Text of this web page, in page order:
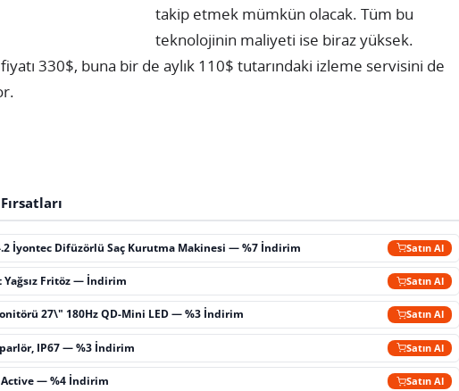
takip etmek mümkün olacak. Tüm bu
teknolojinin maliyeti ise biraz yüksek.
330$, buna bir de aylık 110$ tutarındaki izleme servisini de
İyontec Difüzörlü Saç Kurutma Makinesi — %7 İndirim Satın Al
Yağsız Fritöz — İndirim Satın Al
27\" 180Hz QD-Mini LED — %3 İndirim Satın Al
IP67 — %3 İndirim Satın Al
— %4 İndirim Satın Al